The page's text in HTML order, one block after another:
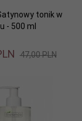
tonik w
- 500 ml
47,00 PLN